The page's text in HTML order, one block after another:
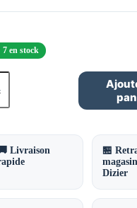
7 en stock
Livraison
🏪
Dizier